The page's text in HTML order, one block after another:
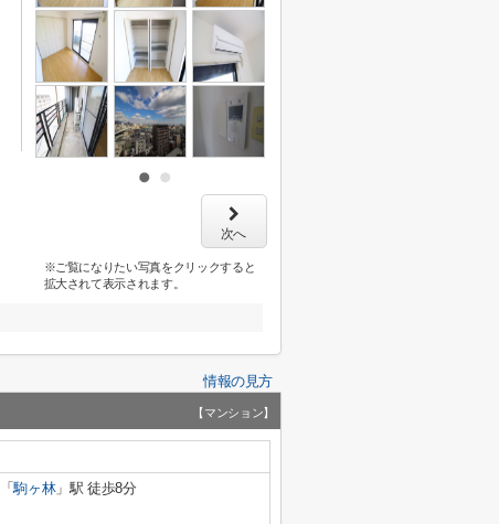
次へ
※ご覧になりたい写真をクリックすると
拡大されて表示されます。
情報の見方
【マンション】
「駒ヶ林」駅 徒歩8分